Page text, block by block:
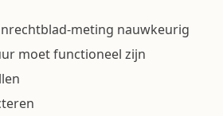
meting nauwkeurig
moet functioneel zijn